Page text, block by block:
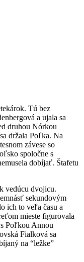
Tú bez
a ujala sa
druhou Nórkou
držala Poľka. Na
závese so
spoločne s
dobíjať. Štafetu
vedúcu dvojicu.
sekundovým
ich to veľa času a
mieste figurovala
Poľkou Annou
Fialková sa
na “ležke”